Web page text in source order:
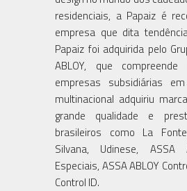
residenciais, a Papaiz é
empresa que dita
Papaiz foi adquirida pelo
ABLOY, que
empresas subsidiárias
multinacional adquiriu
grande qualidade e
brasileiros como La
Silvana, Udinese, ASSA
Especiais, ASSA ABLOY
Control ID.